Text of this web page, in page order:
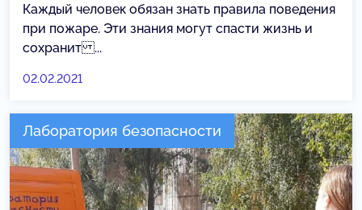
Каждый человек обязан знать правила поведения
при пожаре. Эти знания могут спасти жизнь и
сохранит ...
02.02.2021
Лаборатория безопасности